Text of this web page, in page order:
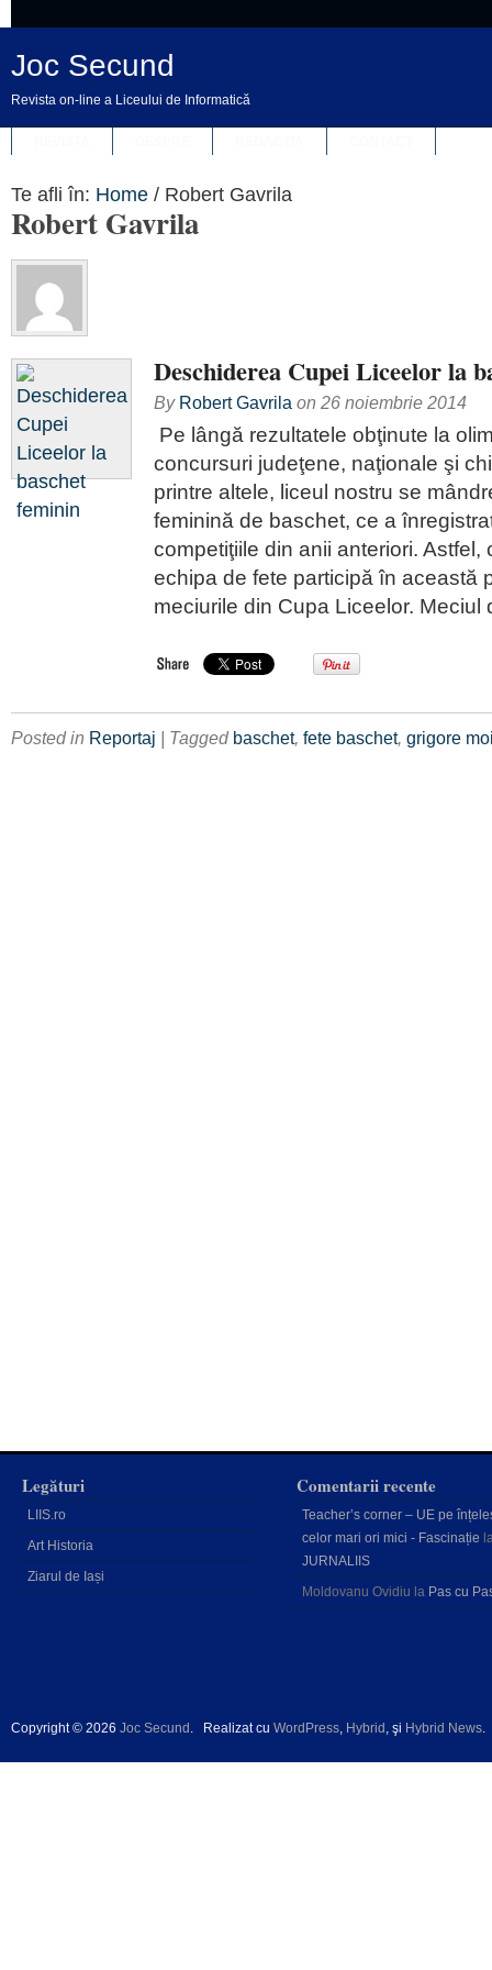
Joc Secund
Revista on-line a Liceului de Informatică
Te afli în: Home / Robert Gavrila
Robert Gavrila
Deschiderea Cupei Liceelor la
By Robert Gavrila on 26 noiembrie 2014
Pe lângă rezultatele obţinute la
concursuri judeţene, naţionale şi
printre altele, liceul nostru se
feminină de baschet, ce a
competiţiile din anii anteriori. Astfel,
echipa de fete participă în această
meciurile din Cupa Liceelor.
Posted in Reportaj | Tagged baschet, fete baschet, grigore
Legături
LIIS.ro
Art Historia
Ziarul de Iași
Comentarii recente
Teacher’s corner – UE pe
celor mari ori mici - Fascinație
JURNALIIS
Moldovanu Ovidiu la Pas cu
Copyright © 2026 Joc Secund . Realizat cu WordPress, Hybrid , şi Hybrid News.